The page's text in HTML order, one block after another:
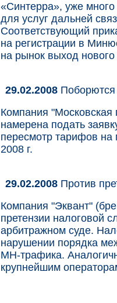
«Синтерра», уже
для услуг дальней
Соответствующий
на регистрации в
на рынок выход нового
29.02.2008
Компания
намерена подать
пересмотр тарифов
2008 г.
29.02.2008 Против
Компания "Эквант"
претензии налоговой
арбитражном суде.
нарушении порядка
МН-трафика.
крупнейшим